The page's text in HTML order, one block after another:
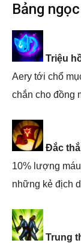
Bảng
Triệu
Aery tới chổ
chắn cho đồng
Đắc
10% lượng
những kẻ địch
Trung